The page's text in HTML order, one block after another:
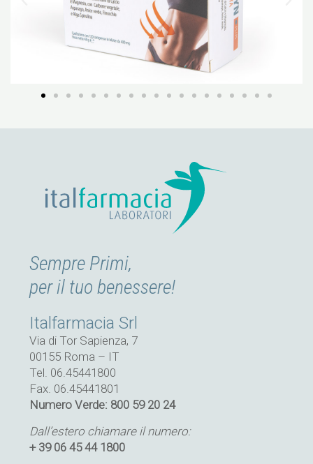
Sempre Primi,
per il tuo benessere!
Italfarmacia Srl
Via di Tor Sapienza, 7
00155 Roma – IT
Tel. 06.45441800
Fax. 06.45441801
Numero Verde: 800 59 20 24
Dall’estero chiamare il numero:
+ 39 06 45 44 1800